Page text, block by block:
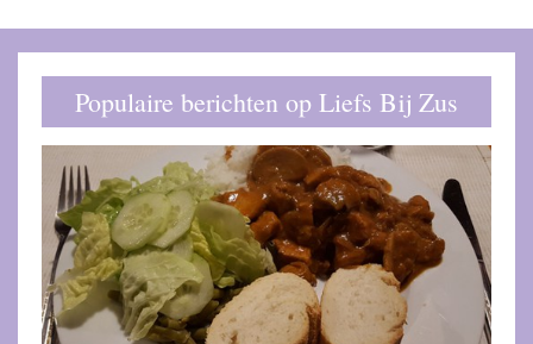
Populaire berichten op Liefs Bij Zus